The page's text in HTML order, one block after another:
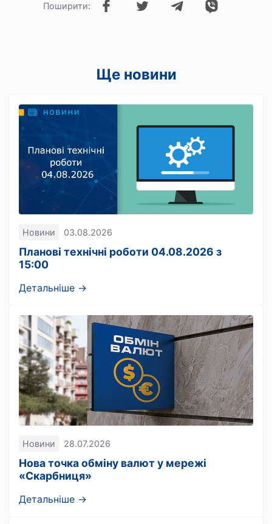
Поширити:
Ще новини
Новини 03.08.2026
Планові технічні роботи 04.08.2026 з
15:00
Детальніше →
Новини 28.07.2026
Нова точка обміну валют у мережі
«Скарбниця»
Детальніше →